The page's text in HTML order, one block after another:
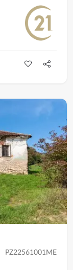
PZ22561001ME